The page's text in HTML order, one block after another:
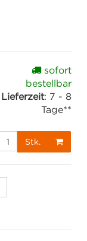
sofort
bestellbar
Lieferzeit: 7 - 8
Tage**
Stk.